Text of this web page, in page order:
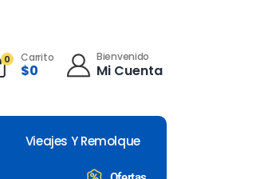
0 Carrito
$0
Bienvenido
Mi Cuenta
Vieajes Y Remolque